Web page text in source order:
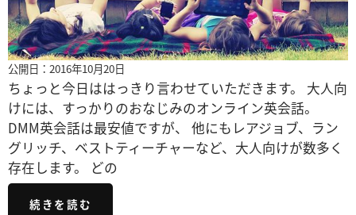
公開日：2016年10月20日
ちょっと今日ははっきり言わせていただきます。 大人向
けには、すっかりのおなじみのオンライン英会話。
DMM英会話は最安値ですが、 他にもレアジョブ、ラン
グリッチ、ベストティーチャーなど、大人向けが数多く
存在します。 どの
続きを読む